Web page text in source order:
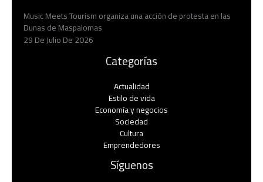
Music Meets Tourism organiza una acción de protesta en las
Dunas de Maspalomas
29 De Julio De 2026
Categorías
Actualidad
Estilo de vida
Economía y negocios​
Sociedad
Cultura
Emprendedores
Síguenos